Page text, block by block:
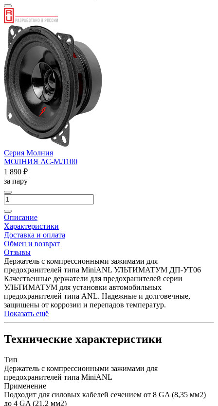
Серия Молния
МОЛНИЯ АС-МЛ100
1 890 ₽
за пару
Описание
Характеристики
Доставка и оплата
Обмен и возврат
Отзывы
Держатель с компрессионными зажимами для
предохранителей типа MiniANL УЛЬТИМАТУМ ДП-УТ06
Качественные держатели для предохранителей серии
УЛЬТИМАТУМ для установки автомобильных
предохранителей типа ANL. Надежные и долговечные,
защищены от коррозии и перепадов температур.
Показать ещё
Технические характеристики
Тип
Держатель с компрессионными зажимами для
предохранителей типа MiniANL
Применение
Подходит для силовых кабелей сечением от 8 GA (8,35 мм2)
до 4 GA (21,2 мм2)